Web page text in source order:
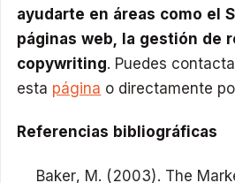
ayudarte en áreas como el
páginas web, la gestión de
copywriting. Puedes
esta página o directamente
Referencias bibliográficas
Baker, M. (2003). The